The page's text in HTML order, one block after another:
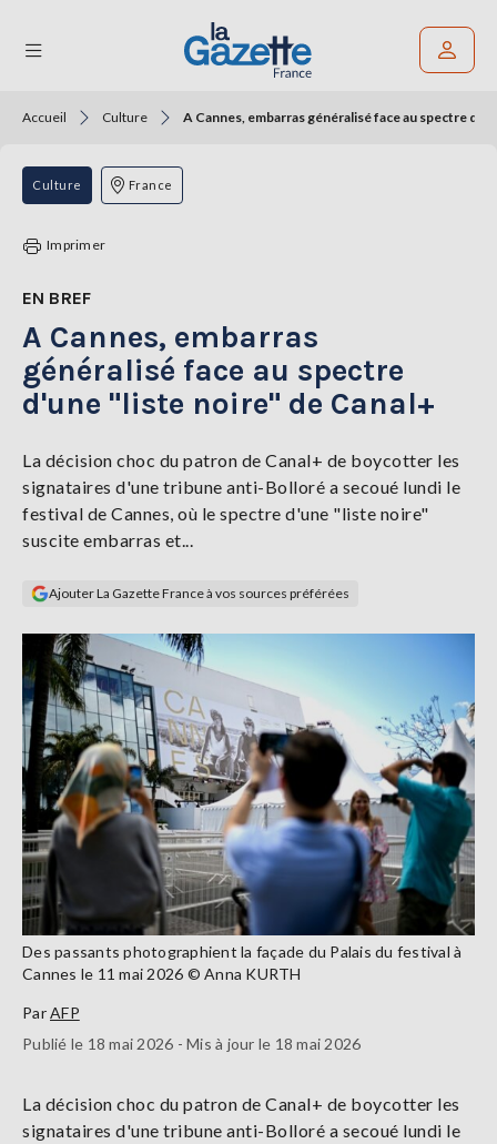
THÉMATIQUES
RÉGIONS
TENDANCES
SERVICES
LA
Se
connecter
S'abonner
Accueil Culture A Cannes, embarras généralisé face au spectre
Culture France
Imprimer
EN BREF
A Cannes, embarras
généralisé face au spectre
d'une "liste noire" de Canal+
La décision choc du patron de Canal+ de boycotter les
signataires d'une tribune anti-Bolloré a secoué lundi le
festival de Cannes, où le spectre d'une "liste noire"
suscite embarras et...
Ajouter La Gazette France à vos sources préférées
Des passants photographient la façade du Palais du festival à
Cannes le 11 mai 2026 © Anna KURTH
ParAFP
Publié le 18 mai 2026 - Mis à jour le 18 mai 2026
La décision choc du patron de Canal+ de boycotter les
signataires d'une tribune anti-Bolloré a secoué lundi le